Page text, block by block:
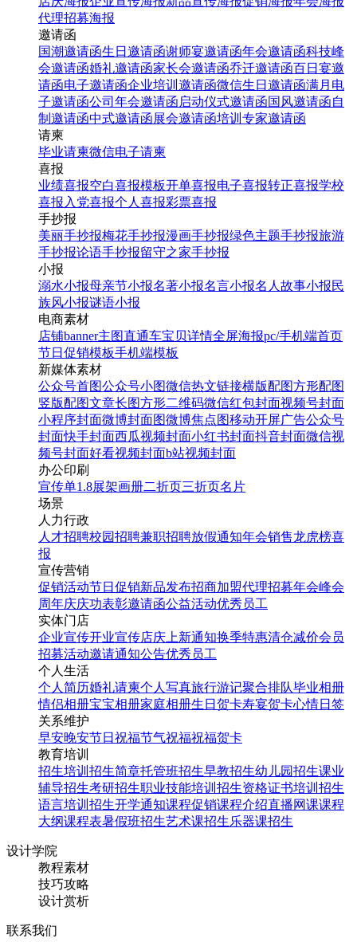
代理招募海报
邀请函
国潮邀请函生日邀请函谢师宴邀请函年会邀请函科技峰
会邀请函婚礼邀请函家长会邀请函乔迁邀请函百日宴邀
请函电子邀请函企业培训邀请函微信生日邀请函满月电
子邀请函公司年会邀请函 启动仪式邀请函国风邀请函自
制邀请函中式邀请函展会邀请函培训专家邀请函
请柬
毕业请柬微信电子请柬
喜报
业绩喜报空白喜报模板开单喜报电子喜报转正喜报学校
喜报 入党喜报个人喜报彩票喜报
手抄报
美丽手抄报梅花手抄报漫画手抄报绿色主题手抄报旅游
手抄报论语手抄报留守之家手抄报
小报
溺水小报母亲节小报名著小报名言小报名人故事小报民
族风小报谜语小报
电商素材
店铺banner主图直通车宝贝详情全屏海报pc/手机端首页
节日促销模板手机端模板
新媒体素材
公众号首图公众号小图微信热文链接横版配图方形配图
竖版配图文章长图方形二维码微信红包封面视频号封面
小程序封面微博封面图微博焦点图移动开屏广告公众号
封面快手封面西瓜视频封面小红书封面抖音封面微信视
频号封面好看视频封面b站视频封面
办公印刷
宣传单1.8展架画册二折页三折页名片
场景
人力行政
人才招聘校园招聘兼职招聘放假通知年会销售龙虎榜喜
报
宣传营销
促销活动节日促销新品发布招商加盟代理招募年会峰会
周年庆庆功表彰邀请函公益活动优秀员工
实体门店
企业宣传开业宣传店庆 上新通知换季特惠清仓减价会员
招募活动邀请通知公告优秀员工
个人生活
个人简历婚礼请柬个人写真旅行游记聚合排队毕业相册
情侣相册宝宝相册家庭相册生日贺卡寿宴贺卡心情日签
关系维护
早安晚安节日祝福节气祝福祝福贺卡
教育培训
招生培训 招生简章托管班招生早教招生幼儿园招生课业
辅导招生考研招生职业技能培训招生资格证书培训招生
语言培训招生开学通知课程促销课程介绍直播网课课程
大纲课程表暑假班招生艺术课招生乐器课招生
设计学院
教程素材
技巧攻略
设计赏析
联系我们